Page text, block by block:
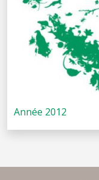
Année 2012